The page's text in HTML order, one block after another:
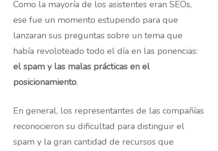
Como la mayoría de los asistentes eran SEOs,
ese fue un momento estupendo para que
lanzaran sus preguntas sobre un tema que
había revoloteado todo el día en las ponencias:
el spam y las malas prácticas en el
posicionamiento.
En general, los representantes de las compañías
reconocieron su dificultad para distinguir el
spam y la gran cantidad de recursos que